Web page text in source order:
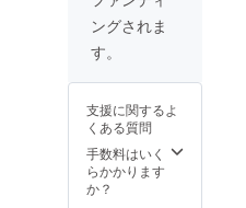
量：約
8.08㎏
ステ
リプロ
ピレン
カ
ラー：
サンド
ングされま
す。
支援に関するよ
くある質問
手数料はいく
らかかります
か？